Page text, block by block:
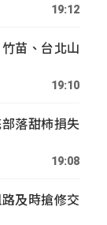
19:12
苗、台北山
19:10
落甜柿損失
19:08
及時搶修交